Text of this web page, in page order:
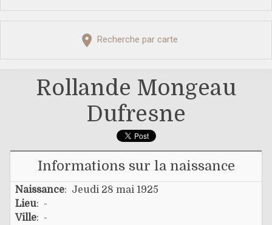
Recherche par carte
Rollande Mongeau
Dufresne
Informations sur la naissance
Naissance: Jeudi 28 mai 1925
Lieu: -
Ville: -